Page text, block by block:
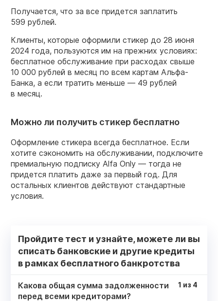
Получается, что за все придется заплатить
599 рублей.
Клиенты, которые оформили стикер до 28 июня
2024 года, пользуются им на прежних условиях:
бесплатное обслуживание при расходах свыше
10 000 рублей в месяц по всем картам Альфа-
Банка, а если тратить меньше — 49 рублей
в месяц.
Можно ли получить стикер бесплатно
Оформление стикера всегда бесплатное. Если
хотите сэкономить на обслуживании, подключите
премиальную подписку Alfa Only — тогда не
придется платить даже за первый год. Для
остальных клиентов действуют стандартные
условия.
Пройдите тест и узнайте, можете ли вы
списать банковские и другие кредиты
в рамках бесплатного банкротства
Какова общая сумма задолженности
перед всеми кредиторами?
1 из 4